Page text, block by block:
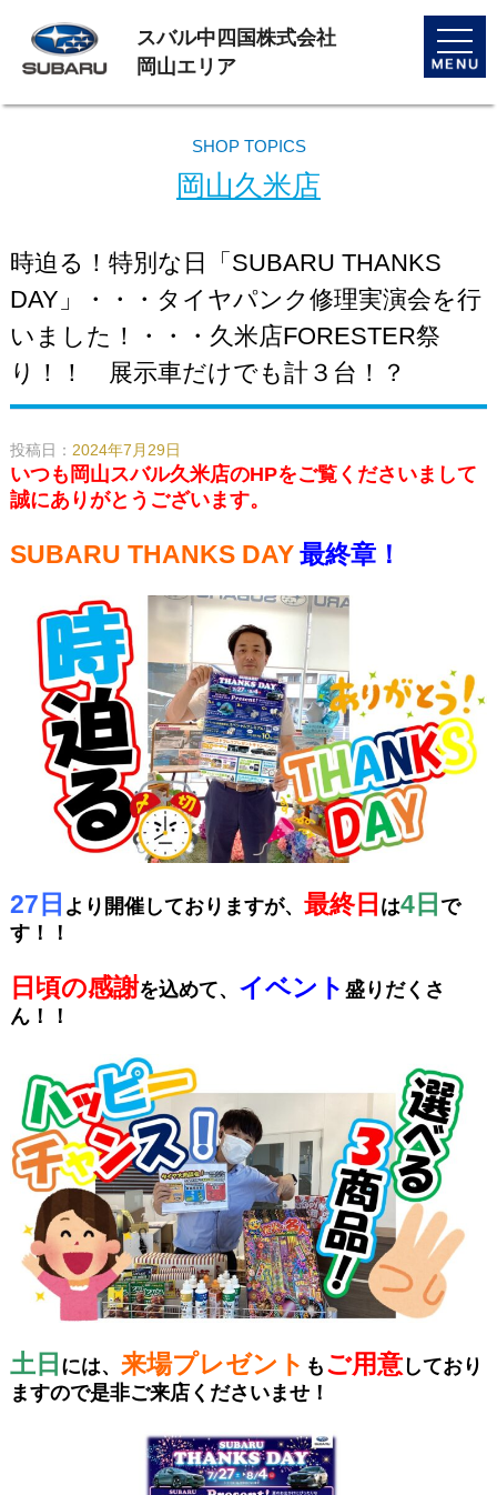
toggle
スバル中四国株式会社
岡山エリア
SHOP TOPICS
岡山久米店
時迫る！特別な日「SUBARU THANKS
DAY」・・・タイヤパンク修理実演会を行
いました！・・・久米店FORESTER祭
り！！ 展示車だけでも計３台！？
投稿日： 2024年7月29日
いつも岡山スバル久米店のHPをご覧くださいまして
誠にありがとうございます。
SUBARU THANKS DAY最終章！
27日 より開催しておりますが、 最終日 は4日 で
す！！
日頃の感謝を込めて、 イベント 盛りだくさ
ん！！
土日 には、 来場プレゼント も ご用意しており
ますので是非ご来店くださいませ！